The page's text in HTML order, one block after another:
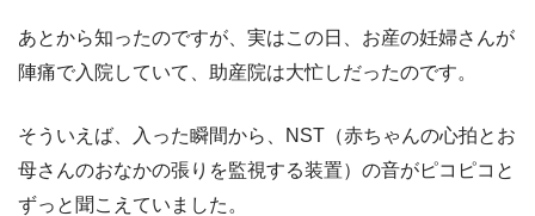
あとから知ったのですが、実はこの日、お産の妊婦さんが
陣痛で入院していて、助産院は大忙しだったのです。
そういえば、入った瞬間から、NST（赤ちゃんの心拍とお
母さんのおなかの張りを監視する装置）の音がピコピコと
ずっと聞こえていました。